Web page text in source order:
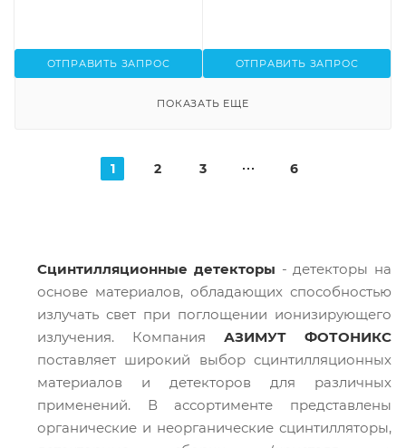
ОТПРАВИТЬ ЗАПРОС ОТПРАВИТЬ ЗАПРОС
ПОКАЗАТЬ ЕЩЕ
1 2 3 6
Сцинтилляционные детекторы - детекторы на
основе материалов, обладающих способностью
излучать свет при поглощении ионизирующего
излучения. Компания АЗИМУТ ФОТОНИКС
поставляет широкий выбор сцинтилляционных
материалов и детекторов для различных
применений. В ассортименте представлены
органические и неорганические сцинтилляторы,